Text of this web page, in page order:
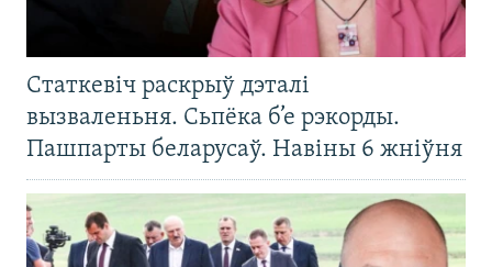
Статкевіч раскрыў дэталі
вызваленьня. Сьпёка б’е рэкорды.
Пашпарты беларусаў. Навіны 6 жніўня